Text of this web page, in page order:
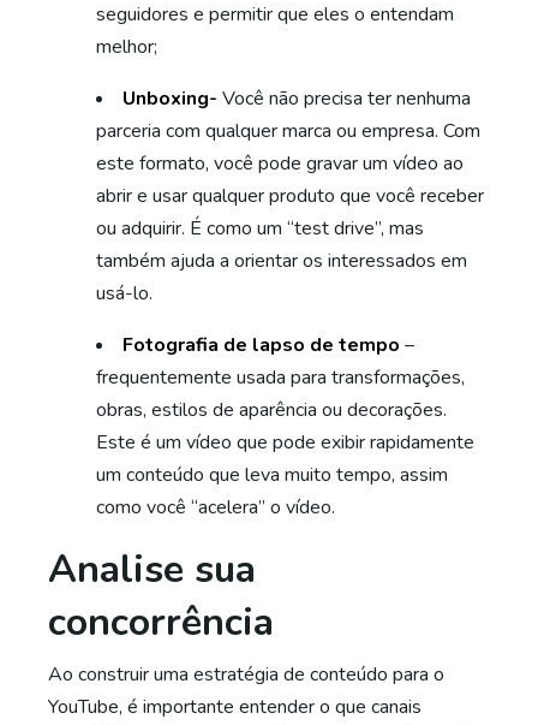
seguidores e permitir que eles o entendam
melhor;
Unboxing- Você não precisa ter nenhuma
parceria com qualquer marca ou empresa. Com
este formato, você pode gravar um vídeo ao
abrir e usar qualquer produto que você receber
ou adquirir. É como um “test drive”, mas
também ajuda a orientar os interessados ​​em
usá-lo.
Fotografia de lapso de tempo –
frequentemente usada para transformações,
obras, estilos de aparência ou decorações.
Este é um vídeo que pode exibir rapidamente
um conteúdo que leva muito tempo, assim
como você “acelera” o vídeo.
Analise sua
concorrência
Ao construir uma estratégia de conteúdo para o
YouTube, é importante entender o que canais